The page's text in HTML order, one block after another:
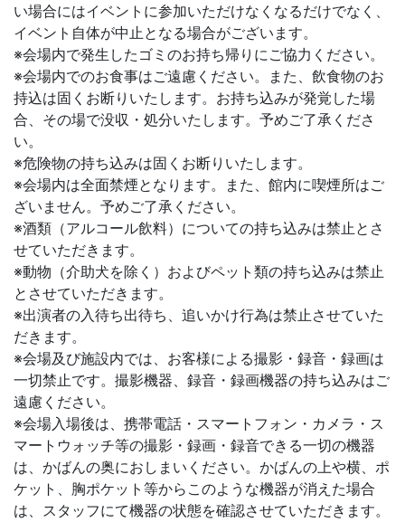
い場合にはイベントに参加いただけなくなるだけでなく、
イベント自体が中止となる場合がございます。
※会場内で発生したゴミのお持ち帰りにご協力ください。
※会場内でのお食事はご遠慮ください。また、飲食物のお
持込は固くお断りいたします。お持ち込みが発覚した場
合、その場で没収・処分いたします。予めご了承くださ
い。
※危険物の持ち込みは固くお断りいたします。
※会場内は全面禁煙となります。また、館内に喫煙所はご
ざいません。予めご了承ください。
※酒類（アルコール飲料）についての持ち込みは禁止とさ
せていただきます。
※動物（介助犬を除く）およびペット類の持ち込みは禁止
とさせていただきます。
※出演者の入待ち出待ち、追いかけ行為は禁止させていた
だきます。
※会場及び施設内では、お客様による撮影・録音・録画は
一切禁止です。撮影機器、録音・録画機器の持ち込みはご
遠慮ください。
※会場入場後は、携帯電話・スマートフォン・カメラ・ス
マートウォッチ等の撮影・録画・録音できる一切の機器
は、かばんの奥におしまいください。かばんの上や横、ポ
ケット、胸ポケット等からこのような機器が消えた場合
は、スタッフにて機器の状態を確認させていただきます。